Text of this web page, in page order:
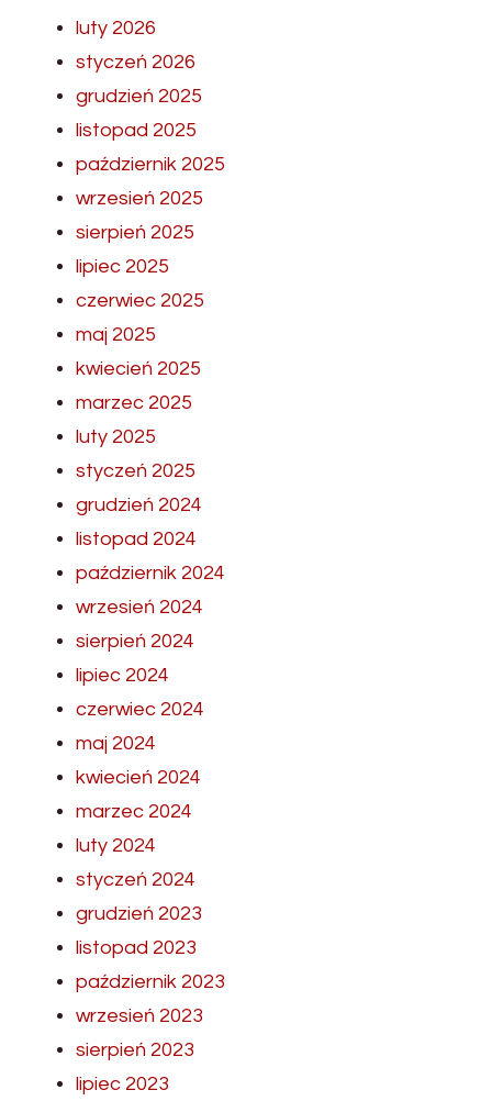
luty 2026
styczeń 2026
grudzień 2025
listopad 2025
październik 2025
wrzesień 2025
sierpień 2025
lipiec 2025
czerwiec 2025
maj 2025
kwiecień 2025
marzec 2025
luty 2025
styczeń 2025
grudzień 2024
listopad 2024
październik 2024
wrzesień 2024
sierpień 2024
lipiec 2024
czerwiec 2024
maj 2024
kwiecień 2024
marzec 2024
luty 2024
styczeń 2024
grudzień 2023
listopad 2023
październik 2023
wrzesień 2023
sierpień 2023
lipiec 2023